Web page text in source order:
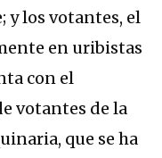
y los votantes, el
en uribistas
con el
votantes de la
que se ha